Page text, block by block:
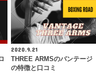
2020.9.21
THREE ARMSのバンテージ
の特徴と口コミ